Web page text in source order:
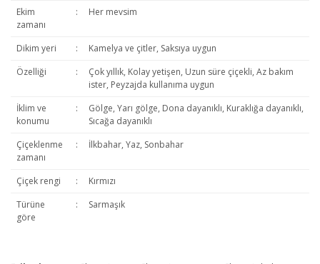
Ekim
zamanı
: Her mevsim
Dikim yeri :
Kamelya ve çitler, Saksıya uygun
Özelliği
:
Çok yıllık, Kolay yetişen, Uzun süre çiçekli, Az bakım
ister, Peyzajda kullanıma uygun
İklim ve
konumu
:
Gölge, Yarı gölge, Dona dayanıklı, Kuraklığa dayanıklı,
Sıcağa dayanıklı
Çiçeklenme
zamanı
: İlkbahar, Yaz, Sonbahar
Çiçek rengi :
Kırmızı
Türüne
göre
: Sarmaşık